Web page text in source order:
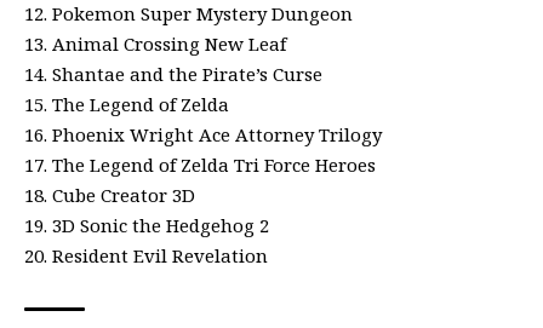
12. Pokemon Super Mystery Dungeon
13. Animal Crossing New Leaf
14. Shantae and the Pirate’s Curse
15. The Legend of Zelda
16. Phoenix Wright Ace Attorney Trilogy
17. The Legend of Zelda Tri Force Heroes
18. Cube Creator 3D
19. 3D Sonic the Hedgehog 2
20. Resident Evil Revelation